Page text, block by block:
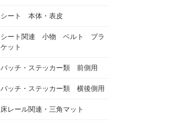
シート 本体・表皮
シート関連 小物 ベルト ブラ
ケット
バッチ・ステッカー類 前側用
バッチ・ステッカー類 横後側用
床レール関連・三角マット